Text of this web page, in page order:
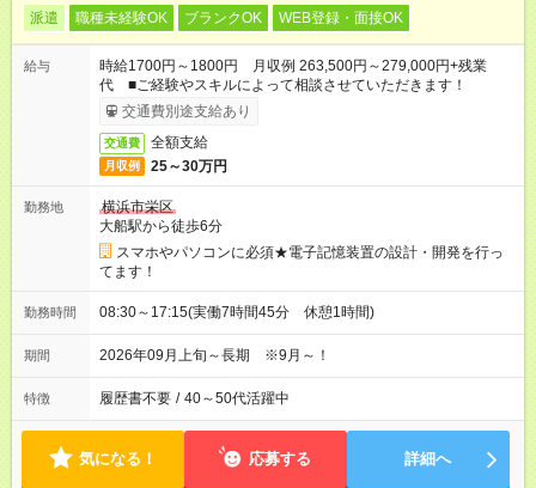
派遣 職種未経験OK ブランクOK WEB登録・面接OK
給与
時給1700円～1800円 月収例 263,500円～279,000円+残業
代 ■ご経験やスキルによって相談させていただきます！
交通費別途支給あり
交通費 全額支給
月収例 25～30万円
勤務地
横浜市栄区
大船駅から徒歩6分
スマホやパソコンに必須★電子記憶装置の設計・開発を行っ
てます！
勤務時間 08:30～17:15(実働7時間45分 休憩1時間)
期間 2026年09月上旬～長期 ※9月～！
特徴 履歴書不要 / 40～50代活躍中
気になる！ 応募する 詳細へ